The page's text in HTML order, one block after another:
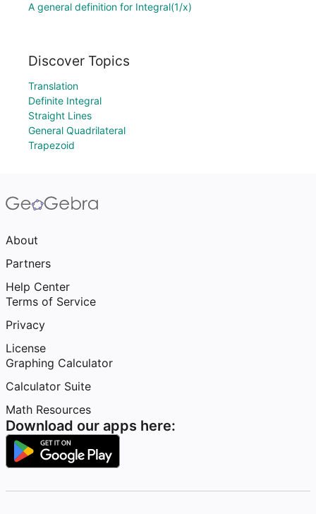
A general definition for Integral(1/x)
Discover Topics
Translation
Definite Integral
Straight Lines
General Quadrilateral
Trapezoid
About
Partners
Help Center
Terms of Service
Privacy
License
Graphing Calculator
Calculator Suite
Math Resources
Download our apps here: